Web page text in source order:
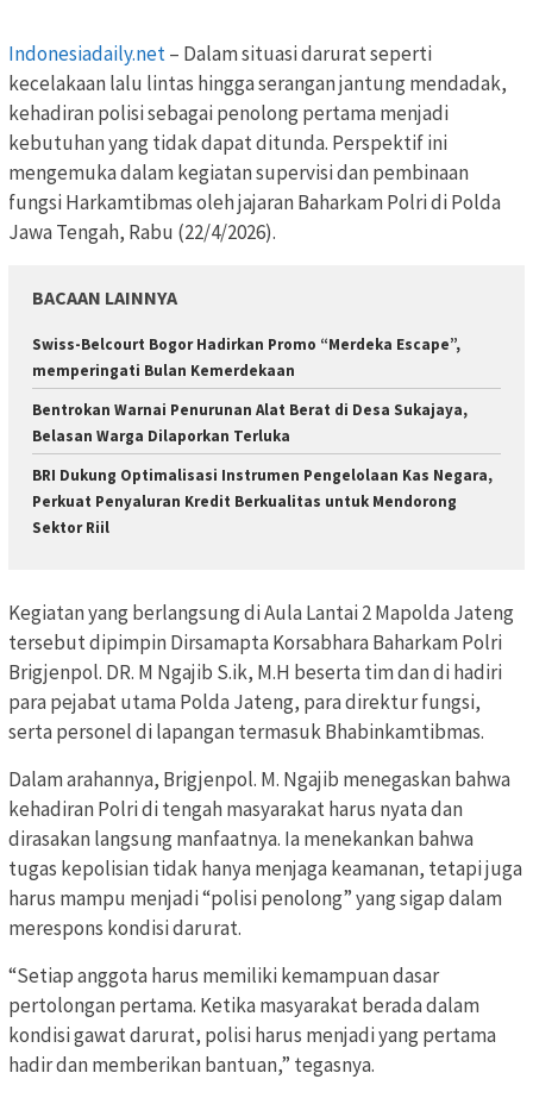
Indonesiadaily.net– Dalam situasi darurat seperti
kecelakaan lalu lintas hingga serangan jantung mendadak,
kehadiran polisi sebagai penolong pertama menjadi
kebutuhan yang tidak dapat ditunda. Perspektif ini
mengemuka dalam kegiatan supervisi dan pembinaan
fungsi Harkamtibmas oleh jajaran Baharkam Polri di Polda
Jawa Tengah, Rabu (22/4/2026).
BACAAN LAINNYA
Swiss-Belcourt Bogor Hadirkan Promo “Merdeka Escape”,
memperingati Bulan Kemerdekaan
Bentrokan Warnai Penurunan Alat Berat di Desa Sukajaya,
Belasan Warga Dilaporkan Terluka
BRI Dukung Optimalisasi Instrumen Pengelolaan Kas Negara,
Perkuat Penyaluran Kredit Berkualitas untuk Mendorong
Sektor Riil
Kegiatan yang berlangsung di Aula Lantai 2 Mapolda Jateng
tersebut dipimpin Dirsamapta Korsabhara Baharkam Polri
Brigjenpol. DR. M Ngajib S.ik, M.H beserta tim dan di hadiri
para pejabat utama Polda Jateng, para direktur fungsi,
serta personel di lapangan termasuk Bhabinkamtibmas.
Dalam arahannya, Brigjenpol. M. Ngajib menegaskan bahwa
kehadiran Polri di tengah masyarakat harus nyata dan
dirasakan langsung manfaatnya. Ia menekankan bahwa
tugas kepolisian tidak hanya menjaga keamanan, tetapi juga
harus mampu menjadi “polisi penolong” yang sigap dalam
merespons kondisi darurat.
“Setiap anggota harus memiliki kemampuan dasar
pertolongan pertama. Ketika masyarakat berada dalam
kondisi gawat darurat, polisi harus menjadi yang pertama
hadir dan memberikan bantuan,” tegasnya.